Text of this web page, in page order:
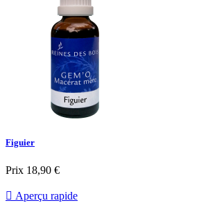
Figuier
Prix 18,90 €
 Aperçu rapide